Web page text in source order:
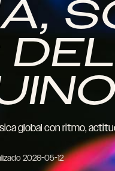
global con ritmo,
2026-05-12